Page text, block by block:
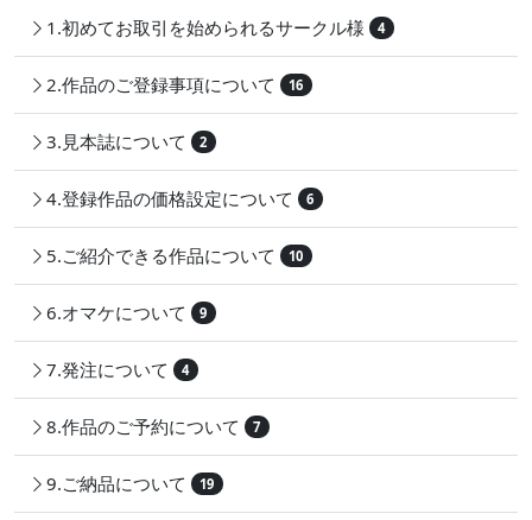
1.初めてお取引を始められるサークル様 4
2.作品のご登録事項について 16
3.見本誌について 2
4.登録作品の価格設定について 6
5.ご紹介できる作品について 10
6.オマケについて 9
7.発注について 4
8.作品のご予約について 7
9.ご納品について 19